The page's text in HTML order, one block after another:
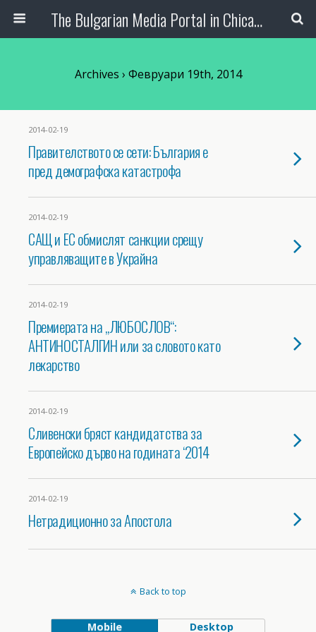
The Bulgarian Media Portal in Chicago
Archives › Февруари 19th, 2014
2014-02-19
Правителството се сети: България е
пред демографска катастрофа
2014-02-19
САЩ и ЕС обмислят санкции срещу
управляващите в Украйна
2014-02-19
Премиерата на „ЛЮБОСЛОВ“:
АНТИНОСТАЛГИН или за словото като
лекарство
2014-02-19
Сливенски бряст кандидатства за
Европейско дърво на годината ‘2014
2014-02-19
Нетрадиционно за Апостола
Back to top
Mobile Desktop